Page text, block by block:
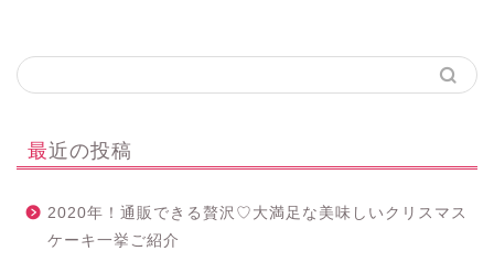
最近の投稿
2020年！通販できる贅沢♡大満足な美味しいクリスマス
ケーキ一挙ご紹介